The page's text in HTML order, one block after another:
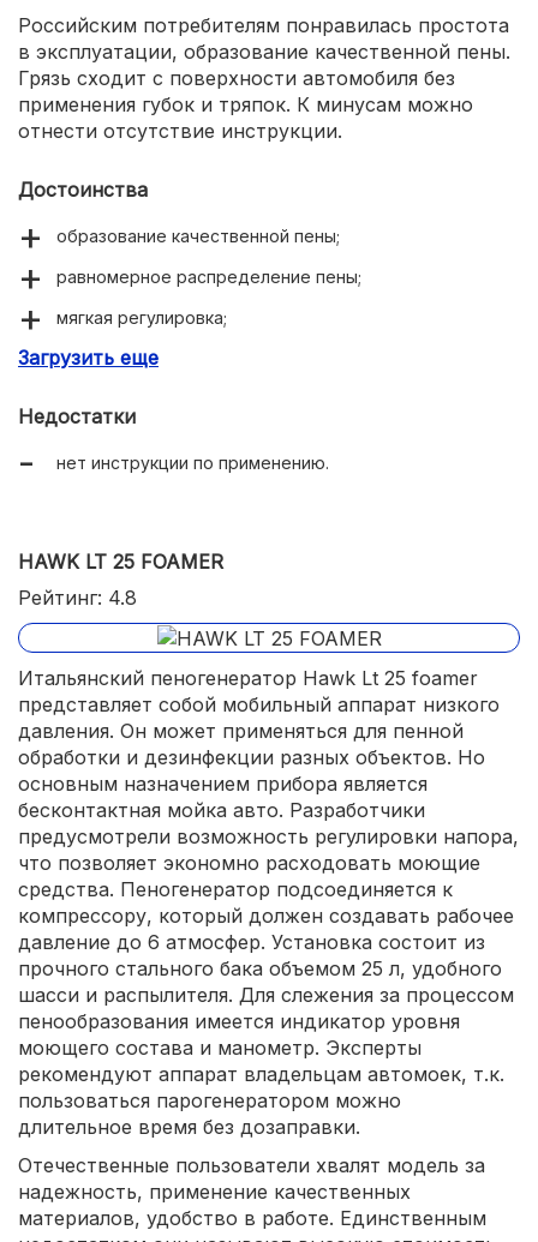
Российским потребителям понравилась простота
в эксплуатации, образование качественной пены.
Грязь сходит с поверхности автомобиля без
применения губок и тряпок. К минусам можно
отнести отсутствие инструкции.
Достоинства
образование качественной пены;
равномерное распределение пены;
мягкая регулировка;
качественное изготовление.
Загрузить еще
Недостатки
нет инструкции по применению.
HAWK LT 25 FOAMER
Рейтинг: 4.8
Итальянский пеногенератор Hawk Lt 25 foamer
представляет собой мобильный аппарат низкого
давления. Он может применяться для пенной
обработки и дезинфекции разных объектов. Но
основным назначением прибора является
бесконтактная мойка авто. Разработчики
предусмотрели возможность регулировки напора,
что позволяет экономно расходовать моющие
средства. Пеногенератор подсоединяется к
компрессору, который должен создавать рабочее
давление до 6 атмосфер. Установка состоит из
прочного стального бака объемом 25 л, удобного
шасси и распылителя. Для слежения за процессом
пенообразования имеется индикатор уровня
моющего состава и манометр. Эксперты
рекомендуют аппарат владельцам автомоек, т.к.
пользоваться парогенератором можно
длительное время без дозаправки.
Отечественные пользователи хвалят модель за
надежность, применение качественных
материалов, удобство в работе. Единственным